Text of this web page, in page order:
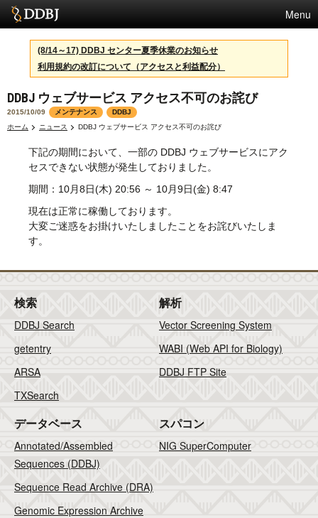
Menu
サービス
スパコン
統計
活動
センターについて
利用規約
問合せ
English
(8/14～17) DDBJ センター夏季休業のお知らせ
利用規約の改訂について（アクセスと利益配分）
DDBJ ウェブサービス アクセス不可のお詫び
2015/10/09 メンテナンス
DDBJ
ホーム
ニュース DDBJ ウェブサービス アクセス不可のお詫び
下記の期間において、一部の DDBJ ウェブサービスにアク
セスできない状態が発生しておりました。
期間：10月8日(木) 20:56 ～ 10月9日(金) 8:47
現在は正常に稼働しております。
大変ご迷惑をお掛けいたしましたことをお詫びいたしま
す。
検索
DDBJ Search
getentry
ARSA
TXSearch
解析
Vector Screening System
WABI (Web API for Biology)
DDBJ FTP Site
データベース
Annotated/Assembled
Sequences (DDBJ)
Sequence Read Archive (DRA)
Genomic Expression Archive
スパコン
NIG SuperComputer